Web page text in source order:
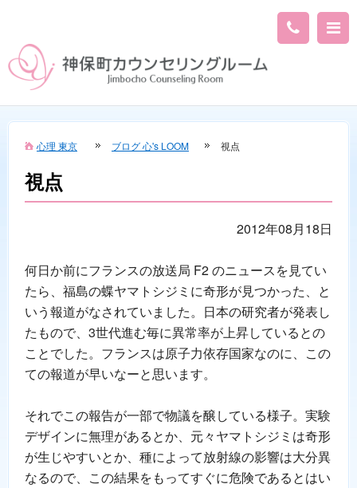
心理 東京 ブログ 心's LOOM 視点
視点
2012年08月18日
何日か前にフランスの放送局 F2 のニュースを見てい
たら、福島の蝶ヤマトシジミに奇形が見つかった、と
いう報道がなされていました。日本の研究者が発表し
たもので、3世代進む毎に異常率が上昇しているとの
ことでした。フランスは原子力依存国家なのに、この
ての報道が早いなーと思います。
それでこの報告が一部で物議を醸している様子。実験
デザインに無理があるとか、元々ヤマトシジミは奇形
が生じやすいとか、種によって放射線の影響は大分異
なるので、この結果をもってすぐに危険であるとはい